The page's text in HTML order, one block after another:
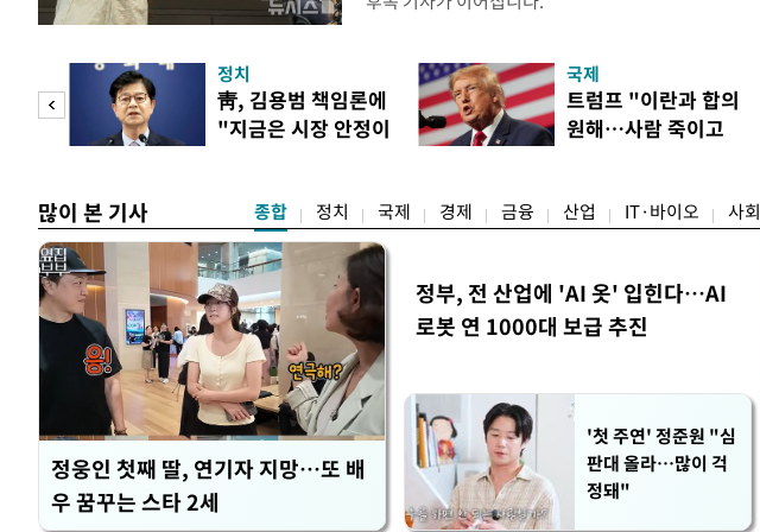
정치
靑, 김용범 책임론에
"지금은 시장 안정이
국제
트럼프 "이란과 합의
원해…사람 죽이고
많이 본 기사 종합 정치 국제 경제 금융 산업 IT·바이오 사회
정웅인 첫째 딸, 연기자 지망…또 배
우 꿈꾸는 스타 2세
정부, 전 산업에 'AI 옷' 입힌다…AI
로봇 연 1000대 보급 추진
'첫 주연' 정준원 "심
판대 올라…많이 걱
정돼"